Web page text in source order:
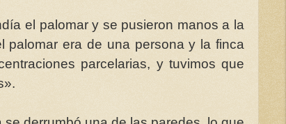
el palomar y se pusieron manos a la
palomar era de una persona y la finca
parcelarias, y tuvimos que